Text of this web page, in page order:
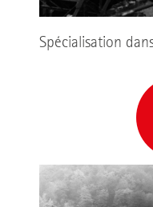
Spécialisation